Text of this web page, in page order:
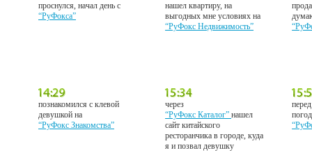
проснулся, начал день с
“РуФокса”
нашел квартиру, на
выгодных мне условиях на
“РуФокс Недвижимость”
познакомился с клевой
девушкой на
“РуФокс Знакомства”
через
“РуФокс Каталог”нашел
сайт китайского
ресторанчика в городе, куда
я и позвал девушку